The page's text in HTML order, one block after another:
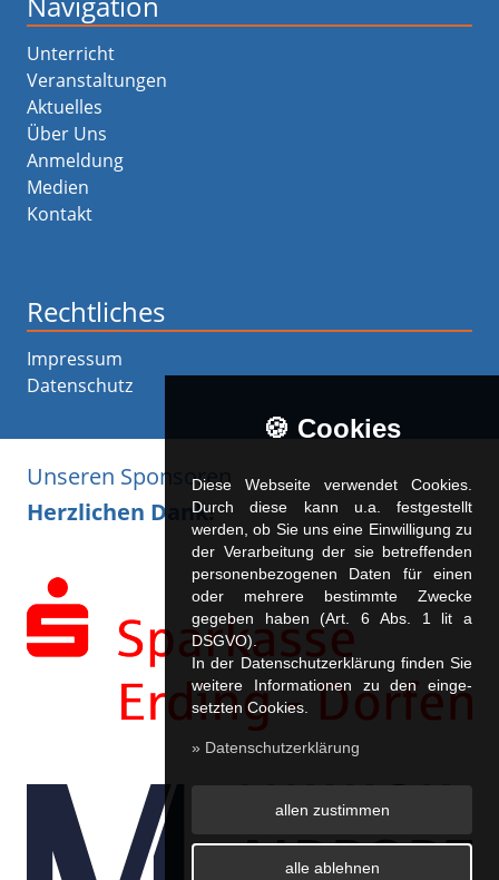
Unterricht
Veranstaltungen
Aktuelles
Über Uns
Anmeldung
Medien
Kontakt
Rechtliches
Impressum
Datenschutz
Unseren Sponsoren
Herzlichen Dank!
🍪 Cookies
Diese Webseite verwendet Cookies.
Durch diese kann u.a. fest­ge­stellt
werden, ob Sie uns eine Einwilligung zu
der Verarbeitung der sie betreffenden
personenbezogenen Daten für einen
oder mehrere bestimmte Zwecke
gegeben haben (Art. 6 Abs. 1 lit a
DSGVO).
In der Datenschutzerklärung finden Sie
weitere Informationen zu den ein­ge­
setz­ten Cookies.
» Datenschutzerklärung
allen zustimmen
alle ablehnen